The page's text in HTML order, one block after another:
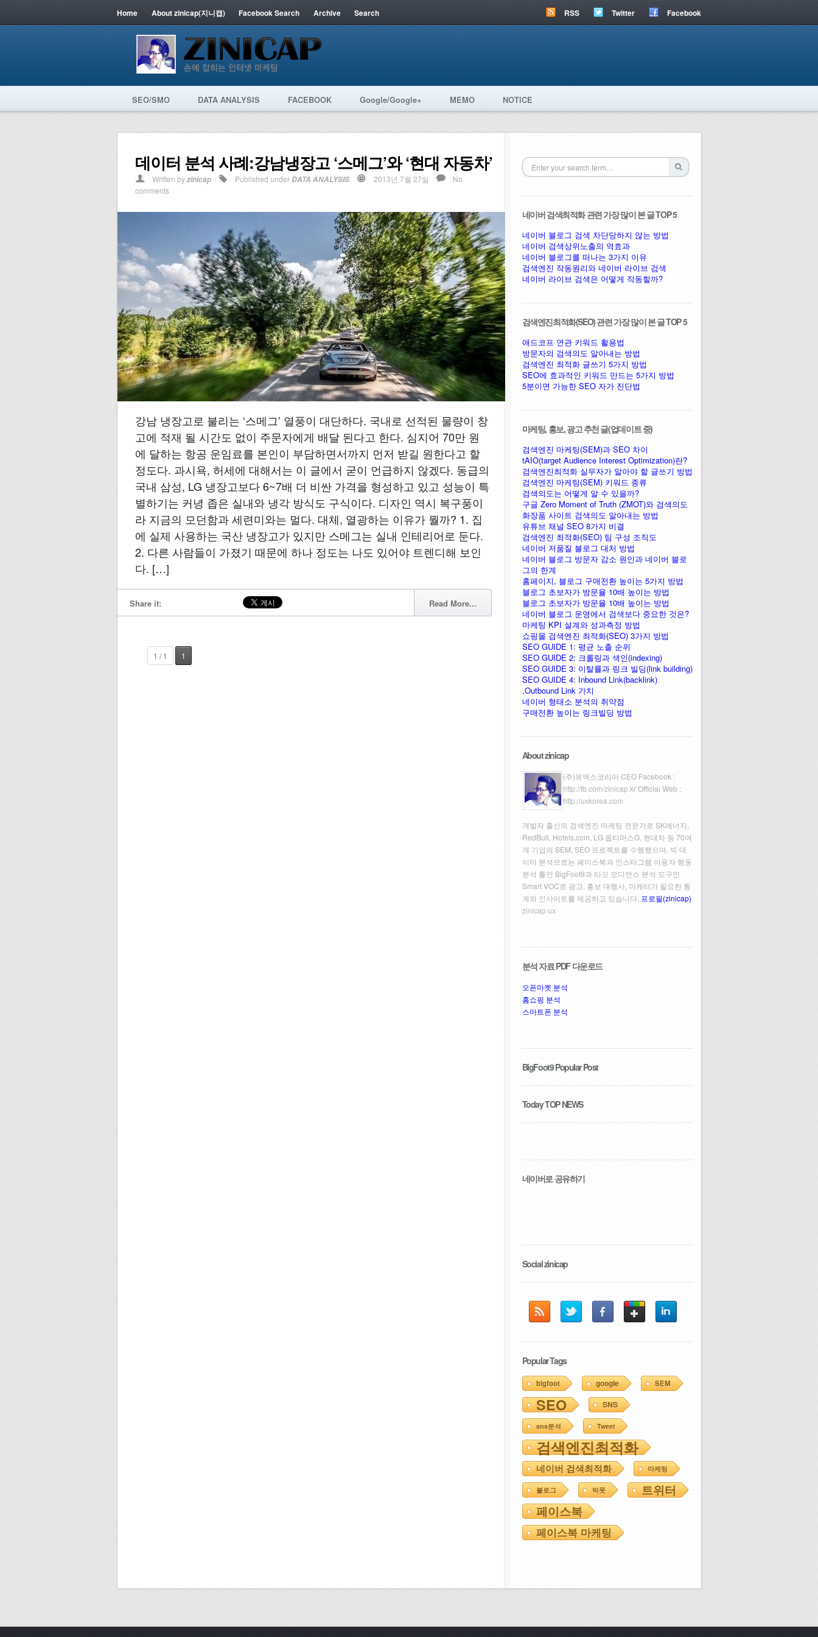
Home About zinicap(지니캡) Facebook Search Archive Search RSS Twitter Facebook
SEO/SMO DATA ANALYSIS FACEBOOK Google/Google+ MEMO NOTICE
데이터 분석 사례:강남냉장고 ‘스메그’와 ‘현대 자동차’
Written byzinicap Published underDATA ANALYSIS 2013년 7월 27일
No
comments
강남 냉장고로 불리는 ‘스메그’ 열풍이 대단하다. 국내로 선적된 물량이 창
고에 적재 될 시간도 없이 주문자에게 배달 된다고 한다. 심지어 70만 원
에 달하는 항공 운임료를 본인이 부담하면서까지 먼저 받길 원한다고 할
정도다. 과시욕, 허세에 대해서는 이 글에서 굳이 언급하지 않겠다. 동급의
국내 삼성, LG 냉장고보다 6~7배 더 비싼 가격을 형성하고 있고 성능이 특
별하기는 커녕 좁은 실내와 냉각 방식도 구식이다. 디자인 역시 복구풍이
라 지금의 모던함과 세련미와는 멀다. 대체, 열광하는 이유가 뭘까? 1. 집
에 실제 사용하는 국산 냉장고가 있지만 스메그는 실내 인테리어로 둔다.
2. 다른 사람들이 가졌기 때문에 하나 정도는 나도 있어야 트렌디해 보인
다. […]
Share it: Read More...
1 / 1 1
네이버 검색최적화 관련 가장 많이 본 글 TOP 5
네이버 블로그 검색 차단당하지 않는 방법
네이버 검색상위노출의 역효과
네이버 블로그를 떠나는 3가지 이유
검색엔진 작동원리와 네이버 라이브 검색
네이버 라이브 검색은 어떻게 작동할까?
검색엔진최적화(SEO) 관련 가장 많이 본 글 TOP 5
애드코프 연관 키워드 활용법
방문자의 검색의도 알아내는 방법
검색엔진 최적화 글쓰기 5가지 방법
SEO에 효과적인 키워드 만드는 5가지 방법
5분이면 가능한 SEO 자가 진단법
마케팅, 홍보, 광고 추천 글(업데이트 중)
검색엔진 마케팅(SEM)과 SEO 차이
tAIO(target Audience Interest Optimization)란?
검색엔진최적화 실무자가 알아야 할 글쓰기 방법
검색엔진 마케팅(SEM) 키워드 종류
검색의도는 어떻게 알 수 있을까?
구글 Zero Moment of Truth (ZMOT)와 검색의도
화장품 사이트 검색의도 알아내는 방법
유튜브 채널 SEO 8가지 비결
검색엔진 최적화(SEO) 팀 구성 조직도
네이버 저품질 블로그 대처 방법
네이버 블로그 방문자 감소 원인과 네이버 블로
그의 한계
홈페이지, 블로그 구매전환 높이는 5가지 방법
블로그 초보자가 방문율 10배 높이는 방법
블로그 초보자가 방문율 10배 높이는 방법
네이버 블로그 운영에서 검색보다 중요한 것은?
마케팅 KPI 설계와 성과측정 방법
쇼핑몰 검색엔진 최적화(SEO) 3가지 방법
SEO GUIDE 1: 평균 노출 순위
SEO GUIDE 2: 크롤링과 색인(indexing)
SEO GUIDE 3: 이탈률과 링크 빌딩(link building)
SEO GUIDE 4: Inbound Link(backlink)
,Outbound Link 가치
네이버 형태소 분석의 취약점
구매전환 높이는 링크빌딩 방법
About zinicap
(주)유엑스코리아 CEO Facebook :
http://fb.com/zinicap.krOfficial Web :
http://uxkorea.com
개발자 출신의 검색엔진 마케팅 전문가로 SK에너지,
RedBull, Hotels.com, LG 옵티머스G, 현대차 등 70여
개 기업의 SEM, SEO 프로젝트를 수행했으며, 빅 데
이터 분석으로는 페이스북과 인스타그램 이용자 행동
분석 툴인 BigFoot9과 타깃 오디언스 분석 도구인
Smart VOC로 광고, 홍보 대행사, 마케터가 필요한 통
계와 인사이트를 제공하고 있습니다. 프로필(zinicap)
zinicap ux
분석 자료 PDF 다운로드
오픈마켓 분석
홈쇼핑 분석
스마트폰 분석
BigFoot9 Popular Post
Today TOP NEWS
네이버로 공유하기
Social zinicap
Popular Tags
bigfoot google SEM
SEO SNS
sns분석 Tweet
검색엔진최적화
네이버 검색최적화 마케팅
블로그 빅풋
트위터
페이스북
페이스북 마케팅